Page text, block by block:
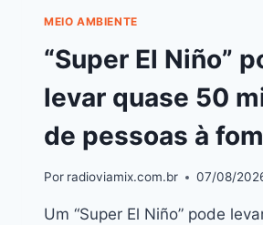
MEIO AMBIENTE
“Super El Niño”
levar quase 50
de pessoas à
Por radioviamix.com.br 07/08/
Um “Super El Niño” pode